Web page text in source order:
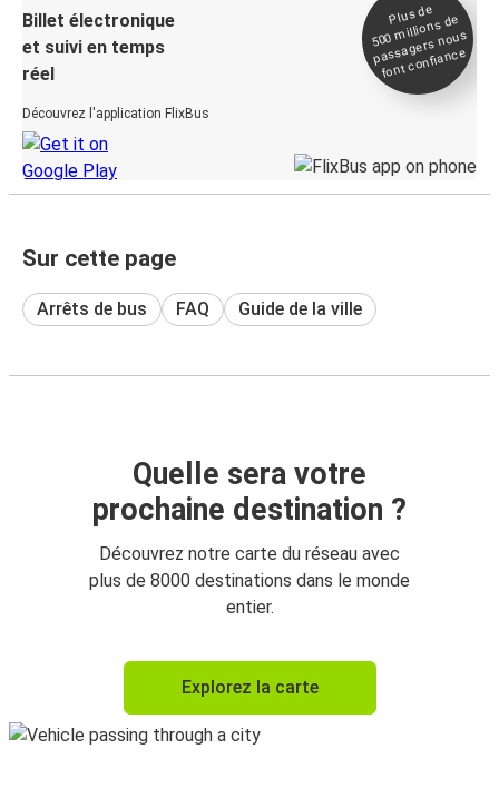
Billet électronique
et suivi en temps
réel
Découvrez l'application FlixBus
Plus de
500
millions de
passagers nous
font confiance
Sur cette page
Arrêts de bus FAQ Guide de la ville
Quelle sera votre
prochaine destination ?
Découvrez notre carte du réseau avec
plus de 8000 destinations dans le monde
entier.
Explorez la carte